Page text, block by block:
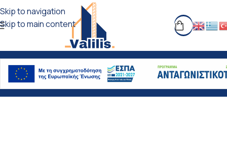
Skip to navigation
Skip to main content